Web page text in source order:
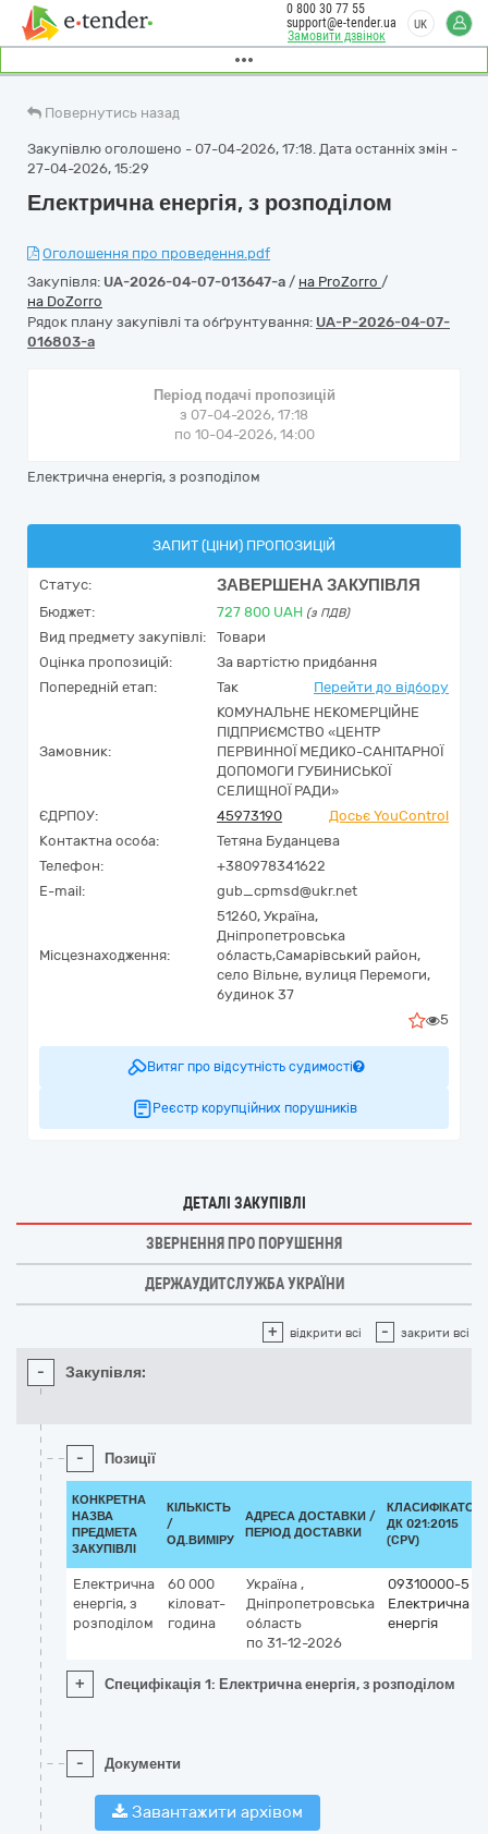
Замовити дзвінок
0 800 30 77 55
support@e-tender.ua
UK
Повернутись назад
Закупівлю оголошено - 07-04-2026, 17:18. Дата останніх змін -
27-04-2026, 15:29
Електрична енергія, з розподілом
Оголошення про проведення.pdf
Закупівля: UA-2026-04-07-013647-a / на ProZorro /
на DoZorro
Рядок плану закупівлі та обґрунтування: UA-P-2026-04-07-
016803-a
Період подачі пропозицій
з 07-04-2026, 17:18
по 10-04-2026, 14:00
Електрична енергія, з розподілом
ЗАПИТ (ЦІНИ) ПРОПОЗИЦІЙ
Статус: ЗАВЕРШЕНА ЗАКУПІВЛЯ
Бюджет: 727 800 UAH (з ПДВ)
Вид предмету закупівлі:
Товари
Оцінка пропозицій:
За вартістю придбання
Попередній етап:
Так Перейти до відбору
Замовник:
КОМУНАЛЬНЕ НЕКОМЕРЦІЙНЕ
ПІДПРИЄМСТВО «ЦЕНТР
ПЕРВИННОЇ МЕДИКО-САНІТАРНОЇ
ДОПОМОГИ ГУБИНИСЬКОЇ
СЕЛИЩНОЇ РАДИ»
ЄДРПОУ:
45973190
Досьє YouControl
Контактна особа:
Тетяна Буданцева
Телефон:
+380978341622
E-mail:
gub_cpmsd@ukr.net
Місцезнаходження:
51260, Україна,
Дніпропетровська
область,Самарівський район,
село Вільне, вулиця Перемоги,
будинок 37
5
Витяг про відсутність судимості
Реєстр корупційних порушників
ДЕТАЛІ ЗАКУПІВЛІ
ЗВЕРНЕННЯ ПРО ПОРУШЕННЯ
ДЕРЖАУДИТСЛУЖБА УКРАЇНИ
+ відкрити всі - закрити всі
- Закупівля:
- Позиції
КОНКРЕТНА
НАЗВА
ПРЕДМЕТА
ЗАКУПІВЛІ
КІЛЬКІСТЬ
/
ОД.ВИМІРУ
АДРЕСА ДОСТАВКИ /
ПЕРІОД ДОСТАВКИ
КЛАСИФІКАТОР
ДК 021:2015
(CPV)
Електрична
енергія, з
розподілом
60 000
кіловат-
година
Україна ,
Дніпропетровська
область
по 31-12-2026
09310000-5
Електрична
енергія
+ Специфікація 1: Електрична енергія, з розподілом
- Документи
Завантажити архівом